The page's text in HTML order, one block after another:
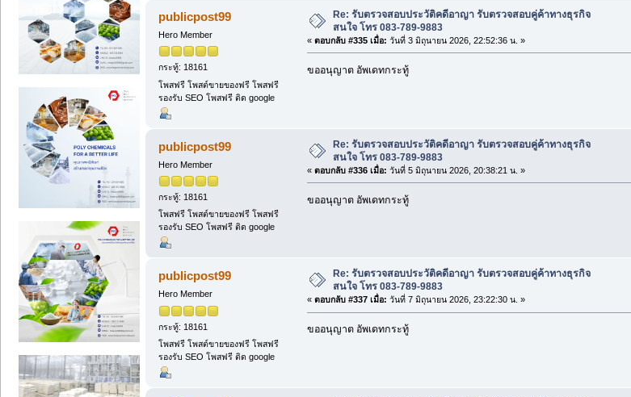
publicpost99
Hero Member
กระทู้: 18161
โพสฟรี โพสต์ขายของฟรี โพสฟรี
รองรับ SEO โพสฟรี ติด google
Re: รับตรวจสอบประวัติคดีอาญา รับตรวจสอบคู่ค้าทางธุรกิจ
สนใจ โทร 083-789-9883
« ตอบกลับ #335 เมื่อ: วันที่ 3 มิถุนายน 2026, 22:52:36 น. »
ขออนุญาต อัพเดทกระทู้
publicpost99
Hero Member
กระทู้: 18161
โพสฟรี โพสต์ขายของฟรี โพสฟรี
รองรับ SEO โพสฟรี ติด google
Re: รับตรวจสอบประวัติคดีอาญา รับตรวจสอบคู่ค้าทางธุรกิจ
สนใจ โทร 083-789-9883
« ตอบกลับ #336 เมื่อ: วันที่ 5 มิถุนายน 2026, 20:38:21 น. »
ขออนุญาต อัพเดทกระทู้
publicpost99
Hero Member
กระทู้: 18161
โพสฟรี โพสต์ขายของฟรี โพสฟรี
รองรับ SEO โพสฟรี ติด google
Re: รับตรวจสอบประวัติคดีอาญา รับตรวจสอบคู่ค้าทางธุรกิจ
สนใจ โทร 083-789-9883
« ตอบกลับ #337 เมื่อ: วันที่ 7 มิถุนายน 2026, 23:22:30 น. »
ขออนุญาต อัพเดทกระทู้